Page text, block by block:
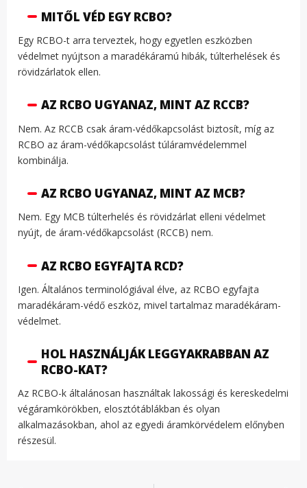
MITŐL VÉD EGY RCBO?
Egy RCBO-t arra terveztek, hogy egyetlen eszközben
védelmet nyújtson a maradékáramú hibák, túlterhelések és
rövidzárlatok ellen.
AZ RCBO UGYANAZ, MINT AZ RCCB?
Nem. Az RCCB csak áram-védőkapcsolást biztosít, míg az
RCBO az áram-védőkapcsolást túláramvédelemmel
kombinálja.
AZ RCBO UGYANAZ, MINT AZ MCB?
Nem. Egy MCB túlterhelés és rövidzárlat elleni védelmet
nyújt, de áram-védőkapcsolást (RCCB) nem.
AZ RCBO EGYFAJTA RCD?
Igen. Általános terminológiával élve, az RCBO egyfajta
maradékáram-védő eszköz, mivel tartalmaz maradékáram-
védelmet.
HOL HASZNÁLJÁK LEGGYAKRABBAN AZ
RCBO-KAT?
Az RCBO-k általánosan használtak lakossági és kereskedelmi
végáramkörökben, elosztótáblákban és olyan
alkalmazásokban, ahol az egyedi áramkörvédelem előnyben
részesül.